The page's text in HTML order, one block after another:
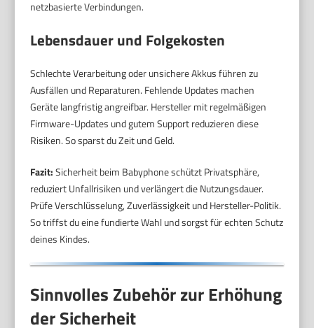
netzbasierte Verbindungen.
Lebensdauer und Folgekosten
Schlechte Verarbeitung oder unsichere Akkus führen zu
Ausfällen und Reparaturen. Fehlende Updates machen
Geräte langfristig angreifbar. Hersteller mit regelmäßigen
Firmware-Updates und gutem Support reduzieren diese
Risiken. So sparst du Zeit und Geld.
Fazit:Sicherheit beim Babyphone schützt Privatsphäre,
reduziert Unfallrisiken und verlängert die Nutzungsdauer.
Prüfe Verschlüsselung, Zuverlässigkeit und Hersteller-Politik.
So triffst du eine fundierte Wahl und sorgst für echten Schutz
deines Kindes.
Sinnvolles Zubehör zur Erhöhung
der Sicherheit